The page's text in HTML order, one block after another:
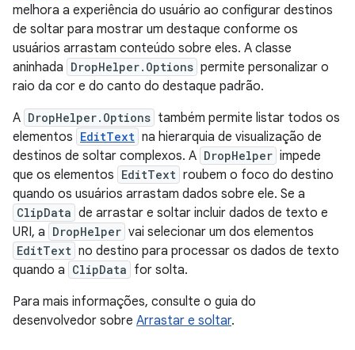
melhora a experiência do usuário ao configurar destinos
de soltar para mostrar um destaque conforme os
usuários arrastam conteúdo sobre eles. A classe
aninhada DropHelper.Options permite personalizar o
raio da cor e do canto do destaque padrão.
A DropHelper.Options também permite listar todos os
elementos EditText na hierarquia de visualização de
destinos de soltar complexos. A DropHelper impede
que os elementos EditText roubem o foco do destino
quando os usuários arrastam dados sobre ele. Se a
ClipData de arrastar e soltar incluir dados de texto e
URI, a DropHelper vai selecionar um dos elementos
EditText no destino para processar os dados de texto
quando a ClipData for solta.
Para mais informações, consulte o guia do
desenvolvedor sobre Arrastar e soltar.